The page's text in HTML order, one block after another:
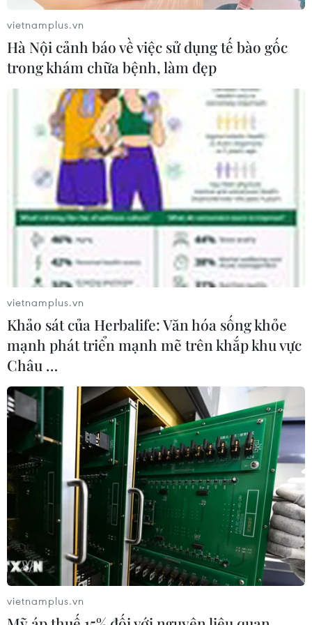
#Tỷ giá tăng #Ổn định #Trả nợ #Điều hành
Theo dõi VietnamPlus
Thanh Hóa công khai danh sách gần
880 đơn vị chậm đóng bảo hiểm
07/08/2026 01:49
Mỹ áp thuế 15% đối với nguyên liệu
quan trọng để sản xuất chip
07/08/2026 00:56
Đảng Cộng hòa đề xuất dự luật trao
vietnamplus.vn
Hà Nội cảnh báo về việc sử dụng tế bào gốc
trong khám chữa bệnh, làm đẹp
vietnamplus.vn
Khảo sát của Herbalife: Văn hóa sống khỏe
mạnh phát triển mạnh mẽ trên khắp khu vực
Châu …
vietnamplus.vn